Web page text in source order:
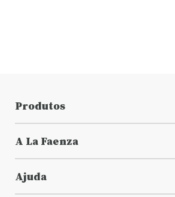
Produtos
A La Faenza
Ajuda